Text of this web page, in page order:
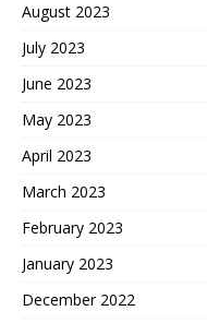
August 2023
July 2023
June 2023
May 2023
April 2023
March 2023
February 2023
January 2023
December 2022